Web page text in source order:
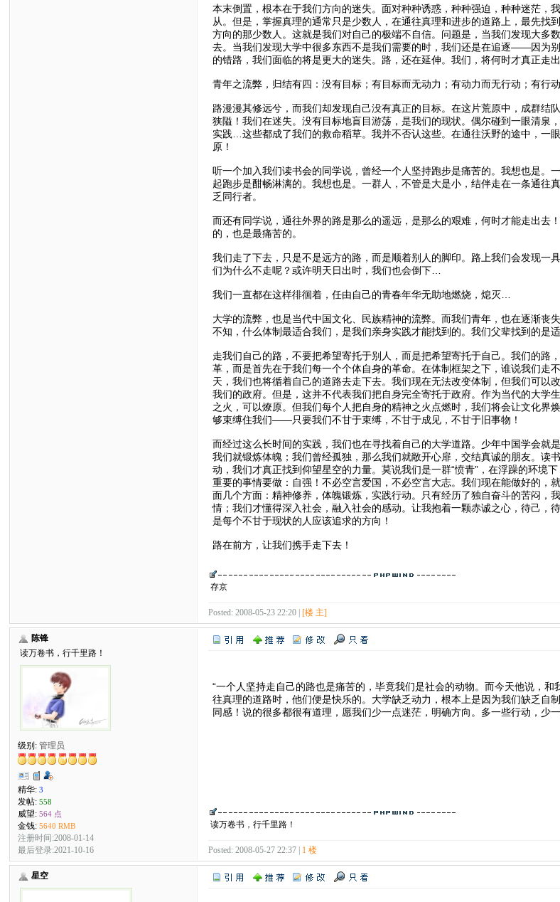
本末倒置，根本在于我们方向的迷失。面对种种诱惑，种种强迫，种种迷茫
从。但是，掌握真理的通常只是少数人，在通往真理和进步的道路上，最先
方向的那少数人。这就是我们对自己的极端不自信。问题是，当我们发现大
去。当我们发现大学中很多东西不是我们需要的时，我们还是在追逐——因为
的错路，我们面临的将是更大的迷失。路，还在延伸。我们，将何时才真正走出
青年之流弊，归结有四：没有目标；有目标而无动力；有动力而无行动；有行动
路漫漫其修远兮，而我们却发现自己没有真正的目标。在这片荒原中，成群
狭隘！我们在迷失。没有目标地盲目游荡，是我们的现状。偶尔碰到一眼清泉
实践…这些都成了我们的救命稻草。我并不否认这些。在通往沃野的途中，一
原！
听一个加入我们读书会的同学说，曾经一个人坚持跑步是痛苦的。我想也是
起跑步是酣畅淋漓的。我想也是。一群人，不管是大是小，结伴走在一条通
乏同行者。
而还有同学说，通往外界的路是那么的遥远，是那么的艰难，何时才能走出
的，也是最痛苦的。
我们走了下去，只是不是远方的路，而是顺着别人的脚印。路上我们会发现
们为什么不走呢？或许明天日出时，我们也会倒下…
我们一直都在这样徘徊着，任由自己的青春年华无助地燃烧，熄灭…
大学的流弊，也是当代中国文化、民族精神的流弊。而我们青年，也在逐渐
不知，什么体制最适合我们，是我们亲身实践才能找到的。我们父辈找到的是
走我们自己的路，不要把希望寄托于别人，而是把希望寄托于自己。我们的
革，而是首先在于我们每一个个体自身的革命。在体制框架之下，谁说我们
天，我们也将循着自己的道路去走下去。我们现在无法改变体制，但我们可
我们的政府。但是，这并不代表我们把自身完全寄托于政府。作为当代的大
之火，可以燎原。但我们每个人把自身的精神之火点燃时，我们将会让文化
够束缚住我们——只要我们不甘于束缚，不甘于成见，不甘于旧事物！
而经过这么长时间的实践，我们也在寻找着自己的大学道路。少年中国学会
我们就锻炼体魄；我们曾经孤独，那么我们就敞开心扉，交结真诚的朋友。读
动，我们才真正找到仰望星空的力量。莫说我们是一群“愤青”，在浮躁的环境
重要的事情要做：自强！不必空言爱国，不必空言大志。我们现在能做好的
面几个方面：精神修养，体魄锻炼，实践行动。只有经历了独自奋斗的苦闷，
情；我们才懂得深入社会，融入社会的感动。让我抱着一颗赤诚之心，待己，
是每个不甘于现状的人应该追求的方向！
路在前方，让我们携手走下去！
存京
Posted: 2008-05-23 22:20 | [楼 主]
陈锋
读万卷书，行千里路！
级别:管理员
精华:3
发帖:558
威望:564 点
金钱:5640 RMB
注册时间:2008-01-14
最后登录:2021-10-16
“一个人坚持走自己的路也是痛苦的，毕竟我们是社会的动物。而今天他说，
往真理的道路时，他们便是快乐的。大学缺乏动力，根本上是因为我们缺乏自
同感！说的很多都很有道理，愿我们少一点迷茫，明确方向。多一些行动，少一
读万卷书，行千里路！
Posted: 2008-05-27 22:37 | 1 楼
星空